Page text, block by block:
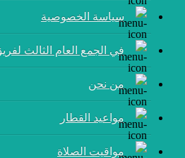
سياسة الخصوصية
من نحن
مواعيد القطار
مواقيت الصلاة